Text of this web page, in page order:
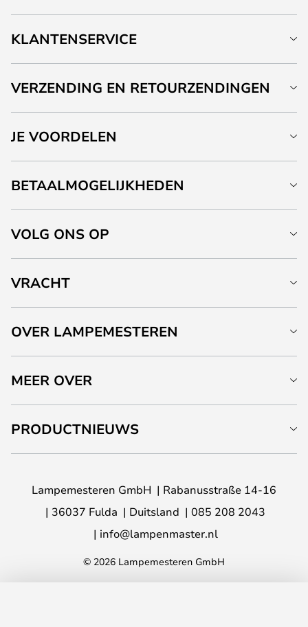
KLANTENSERVICE
VERZENDING EN RETOURZENDINGEN
JE VOORDELEN
BETAALMOGELIJKHEDEN
VOLG ONS OP
VRACHT
OVER LAMPEMESTEREN
MEER OVER
PRODUCTNIEUWS
Lampemesteren GmbH
Rabanusstraße 14-16
36037 Fulda
Duitsland
085 208 2043
info@lampenmaster.nl
© 2026 Lampemesteren GmbH